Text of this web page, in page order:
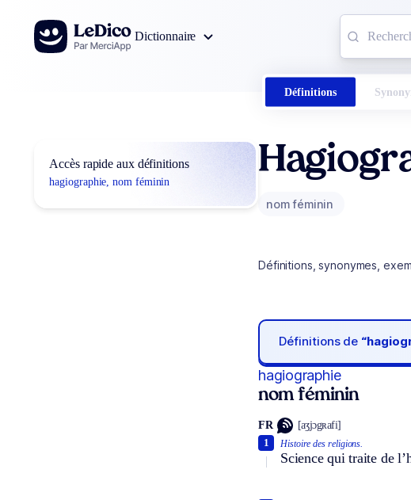
Aller au contenu
Dictionnaire
Définitions
Accès rapide aux définitions
hagiographie, nom féminin
nom féminin
Définitions, synonymes,
Définitions de
hagiographie
nom féminin
FR [aʒjɔgʀafi]
Histoire des religions.
Science qui traite de
1